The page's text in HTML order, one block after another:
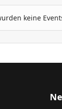
keine